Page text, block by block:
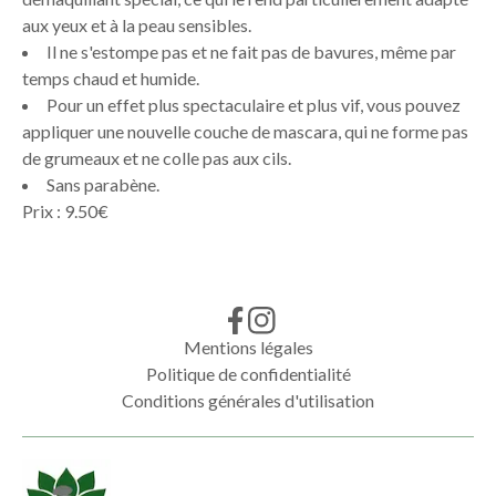
aux yeux et à la peau sensibles.
Il ne s'estompe pas et ne fait pas de bavures, même par
temps chaud et humide.
Pour un effet plus spectaculaire et plus vif, vous pouvez
appliquer une nouvelle couche de mascara, qui ne forme pas
de grumeaux et ne colle pas aux cils.
Sans parabène.
Prix : 9.50€
Mentions légales
Politique de confidentialité
Conditions générales d'utilisation